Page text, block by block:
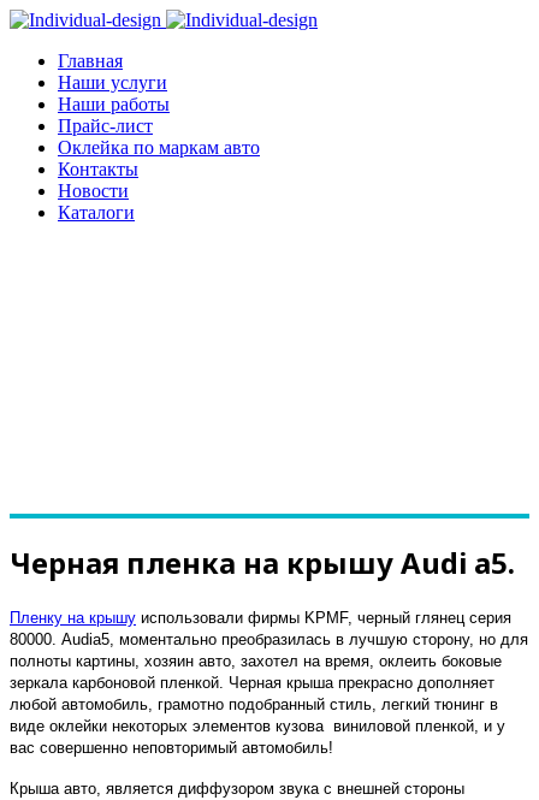
Главная
Наши услуги
Наши работы
Прайс-лист
Оклейка по маркам авто
Контакты
Новости
Каталоги
Черная пленка на крышу Audi a5.
Пленку на крышу использовали фирмы KPMF, черный глянец серия
80000. Audia5, моментально преобразилась в лучшую сторону, но для
полноты картины, хозяин авто, захотел на время, оклеить боковые
зеркала карбоновой пленкой. Черная крыша прекрасно дополняет
любой автомобиль, грамотно подобранный стиль, легкий тюнинг в
виде оклейки некоторых элементов кузова виниловой пленкой, и у
вас совершенно неповторимый автомобиль!
Крыша авто, является диффузором звука с внешней стороны